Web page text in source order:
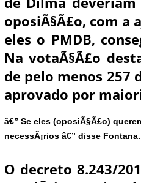
oposiÃ§Ã£o, com a
eles o PMDB,
Na votaÃ§Ã£o
de pelo menos 257
aprovado por
â€” Se eles (oposiÃ§Ã£o)
necessÃ¡rios â€” disse Fontana.
O decreto 8.243/